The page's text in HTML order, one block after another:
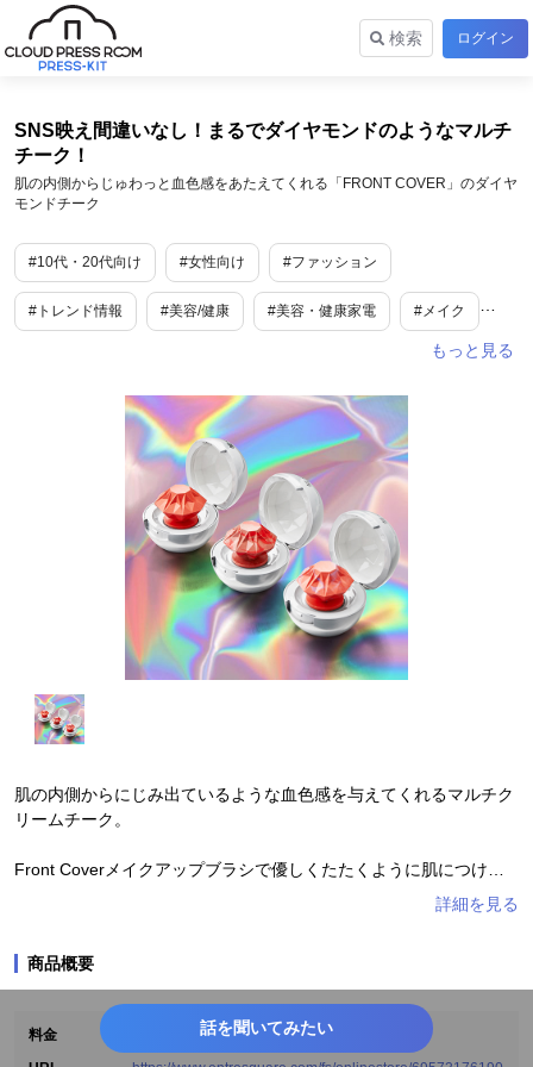
検索 ログイン
SNS映え間違いなし！まるでダイヤモンドのようなマルチ
チーク！
肌の内側からじゅわっと血色感をあたえてくれる「FRONT COVER」のダイヤ
モンドチーク
#10代・20代向け #女性向け #ファッション
#トレンド情報 #美容/健康 #美容・健康家電 #メイク
#日本初 #SNSで話題 #流行
#面白い #変わった物 #マスク
#春 #入学式 #新生活 #夏休み
肌の内側からにじみ出ているような血色感を与えてくれるマルチク
リームチーク。
Front Coverメイクアップブラシで優しくたたくように肌につける
高密着でマスクにもつきにくく、コスパも大満足です！
ダイヤモンドの中心に芯が入っているのでポキっと折れる心配はあ
商品概要
料金
2,800円（税込み）話を聞いてみたい